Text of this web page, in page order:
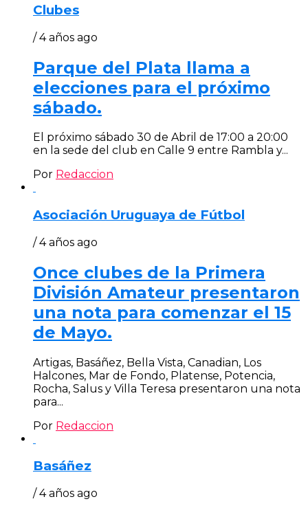
Clubes
/ 4 años ago
Parque del Plata llama a
elecciones para el próximo
sábado.
El próximo sábado 30 de Abril de 17:00 a 20:00
en la sede del club en Calle 9 entre Rambla y...
Por Redaccion
Asociación Uruguaya de Fútbol
/ 4 años ago
Once clubes de la Primera
División Amateur presentaron
una nota para comenzar el 15
de Mayo.
Artigas, Basáñez, Bella Vista, Canadian, Los
Halcones, Mar de Fondo, Platense, Potencia,
Rocha, Salus y Villa Teresa presentaron una nota
para...
Por Redaccion
Basáñez
/ 4 años ago